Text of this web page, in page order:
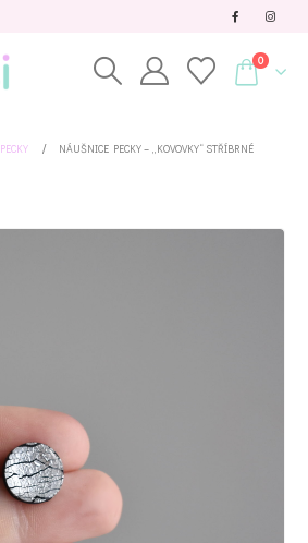
0
PECKY NÁUŠNICE PECKY – „KOVOVKY“ STŘÍBRNÉ